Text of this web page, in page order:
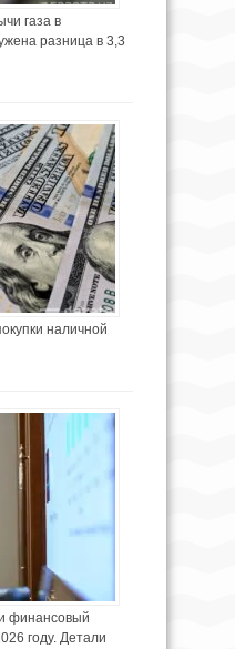
газа в
разница в 3,3
наличной
финансовый
году. Детали